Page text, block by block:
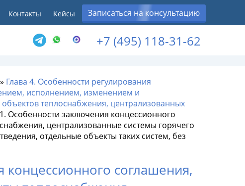
Контакты Кейсы Записаться на консультацию
+7 (495) 118-31-62
Глава 4. Особенности регулирования
исполнением, изменением и
теплоснабжения, централизованных
Особенности заключения концессионного
централизованные системы горячего
отдельные объекты таких систем, без
соглашения,